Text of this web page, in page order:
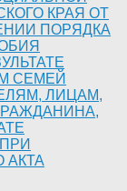
КРАЯ ОТ
ПОРЯДКА
СЕМЕЙ
ЛИЦАМ,
АКТА